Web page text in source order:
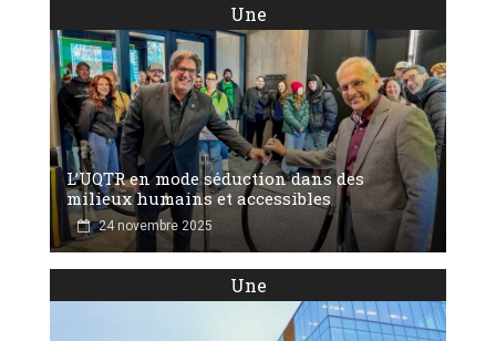
Une
L’UQTR en mode séduction dans des
milieux humains et accessibles
24 novembre 2025
Une